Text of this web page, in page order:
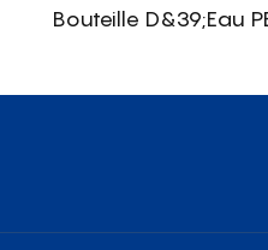
Bouteille D&39;eau